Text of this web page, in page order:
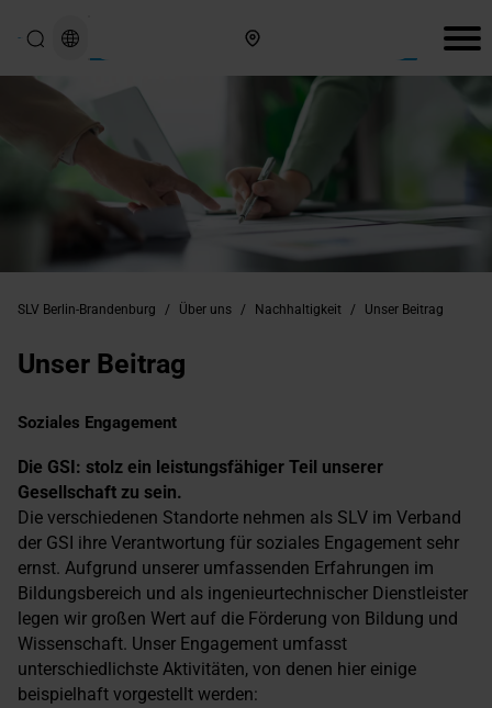
SLV Berlin-Brandenburg / Über uns / Nachhaltigkeit / Unser Beitrag
Unser Beitrag
Soziales Engagement
Die GSI: stolz ein leistungsfähiger Teil unserer
Gesellschaft zu sein.
Die verschiedenen Standorte nehmen als SLV im Verband
der GSI ihre Verantwortung für soziales Engagement sehr
ernst. Aufgrund unserer umfassenden Erfahrungen im
Bildungsbereich und als ingenieurtechnischer Dienstleister
legen wir großen Wert auf die Förderung von Bildung und
Wissenschaft. Unser Engagement umfasst
unterschiedlichste Aktivitäten, von denen hier einige
beispielhaft vorgestellt werden: